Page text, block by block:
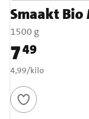
Smaakt Bio
1500 g
Prijs: € 7,49
749
€ 4,99 per kilo
4,99/kilo